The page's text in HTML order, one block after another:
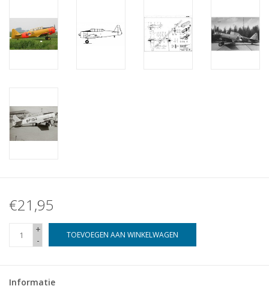
€21,95
+
-
TOEVOEGEN AAN WINKELWAGEN
Informatie